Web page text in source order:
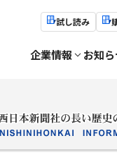
試し読み
企業情報 お知